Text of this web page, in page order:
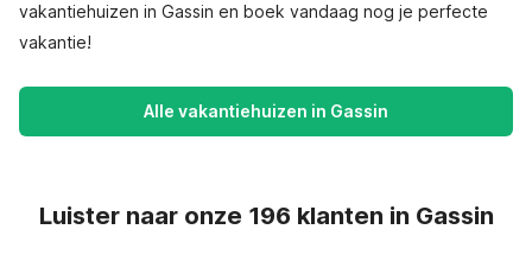
vakantiehuizen in Gassin en boek vandaag nog je perfecte
vakantie!
Alle vakantiehuizen in Gassin
Luister naar onze 196 klanten in Gassin